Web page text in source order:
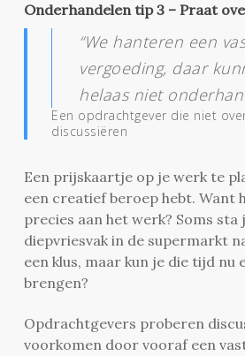
Onderhandelen tip 3 – Praat
“We hanteren een
vergoeding, daar
helaas niet
Een opdrachtgever die niet
discussiëren
Een prijskaartje op je werk te
een creatief beroep hebt. Want
precies aan het werk? Soms sta
diepvriesvak in de supermarkt
een klus, maar kun je die tijd nu
brengen?
Opdrachtgevers proberen
voorkomen door vooraf een